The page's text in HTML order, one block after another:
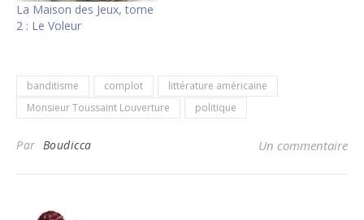
La Maison des Jeux, tome
2 : Le Voleur
banditisme complot
littérature américaine
Monsieur Toussaint Louverture
politique
Par Boudicca Un commentaire